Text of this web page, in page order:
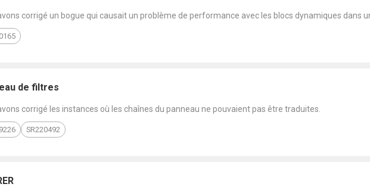
corrigé un bogue qui causait un problème de performance avec les blocs dynamiques dans
de filtres
corrigé les instances où les chaînes du panneau ne pouvaient pas être traduites.
SR220492